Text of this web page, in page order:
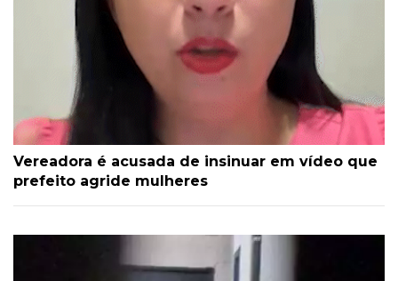
Vereadora é acusada de insinuar em vídeo que
prefeito agride mulheres